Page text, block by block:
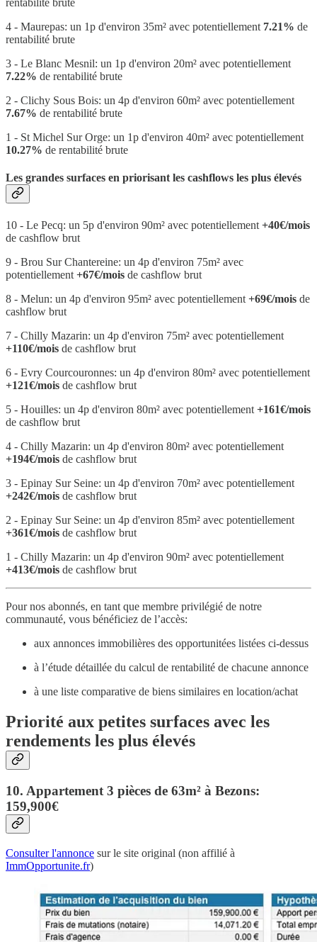
rentabilité brute
4 - Maurepas: un 1p d'environ 35m² avec potentiellement 7.21% de
rentabilité brute
3 - Le Blanc Mesnil: un 1p d'environ 20m² avec potentiellement
7.22% de rentabilité brute
2 - Clichy Sous Bois: un 4p d'environ 60m² avec potentiellement
7.67% de rentabilité brute
1 - St Michel Sur Orge: un 1p d'environ 40m² avec potentiellement
10.27% de rentabilité brute
Les grandes surfaces en priorisant les cashflows les plus élevés
10 - Le Pecq: un 5p d'environ 90m² avec potentiellement +40€/mois
de cashflow brut
9 - Brou Sur Chantereine: un 4p d'environ 75m² avec
potentiellement +67€/mois de cashflow brut
8 - Melun: un 4p d'environ 95m² avec potentiellement +69€/mois de
cashflow brut
7 - Chilly Mazarin: un 4p d'environ 75m² avec potentiellement
+110€/mois de cashflow brut
6 - Evry Courcouronnes: un 4p d'environ 80m² avec potentiellement
+121€/mois de cashflow brut
5 - Houilles: un 4p d'environ 80m² avec potentiellement +161€/mois
de cashflow brut
4 - Chilly Mazarin: un 4p d'environ 80m² avec potentiellement
+194€/mois de cashflow brut
3 - Epinay Sur Seine: un 4p d'environ 70m² avec potentiellement
+242€/mois de cashflow brut
2 - Epinay Sur Seine: un 4p d'environ 85m² avec potentiellement
+361€/mois de cashflow brut
1 - Chilly Mazarin: un 4p d'environ 90m² avec potentiellement
+413€/mois de cashflow brut
Pour nos abonnés, en tant que membre privilégié de notre
communauté, vous bénéficiez de l’accès:
aux annonces immobilières des opportunitées listées ci-dessus
à l’étude détaillée du calcul de rentabilité de chacune annonce
à une liste comparative de biens similaires en location/achat
Priorité aux petites surfaces avec les
rendements les plus élevés
10. Appartement 3 pièces de 63m² à Bezons:
159,900€
Consulter l'annonce sur le site original (non affilié à
ImmOpportunite.fr)